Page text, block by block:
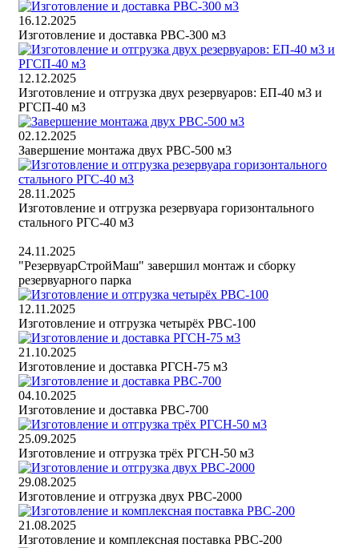
16.12.2025
Изготовление и доставка РВС-300 м3
12.12.2025
Изготовление и отгрузка двух резервуаров: ЕП-40 м3 и
РГСП-40 м3
02.12.2025
Завершение монтажа двух РВС-500 м3
28.11.2025
Изготовление и отгрузка резервуара горизонтального
стального РГС-40 м3
24.11.2025
"РезервуарСтройМаш" завершил монтаж и сборку
резервуарного парка
12.11.2025
Изготовление и отгрузка четырёх РВС-100
21.10.2025
Изготовление и доставка РГСН-75 м3
04.10.2025
Изготовление и доставка РВС-700
25.09.2025
Изготовление и отгрузка трёх РГСН-50 м3
29.08.2025
Изготовление и отгрузка двух РВС-2000
21.08.2025
Изготовление и комплексная поставка РВС-200